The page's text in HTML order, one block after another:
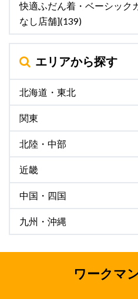
快適ふだん着・ベーシック
なし店舗](139)
エリアから探す
北海道・東北
関東
北陸・中部
近畿
中国・四国
九州・沖縄
ワークマ